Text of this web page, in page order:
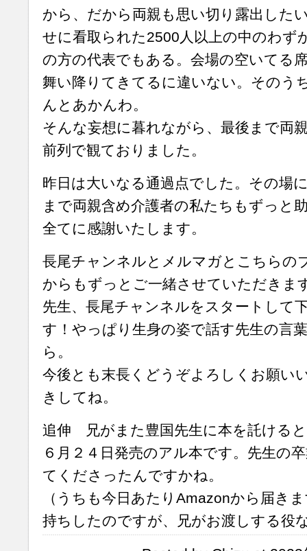
から、だから両親も思い切り露出した
せに看取られた2500人以上の中のわず
の方の代表でもある。会場の空いてる
舞い降りてきてるに違いない。そのう
んとあかんわ。
そんな妄想に暮れながら、最後まで両
前列で観ておりました。
昨日は大いなる通過点でした。その場
まで両親含め介護者の私たちもずっと
全てに感謝いたします。
長尾チャンネルとメルマガとこちらの
からもずっとご一緒させていただきま
先生、長尾チャンネルをスタートして
す！やっぱり生身の姿で話す先生の言
ら。
今後とも末長くどうぞよろしくお願い
きしてね。
追伸 兄がまた豊国先生に本を託ける
６月２４日発売のアル本です。先生の
てくださったんですかね。
（うちも今日あたりAmazonから届き
持ちしたのですが、兄がお渡しする役